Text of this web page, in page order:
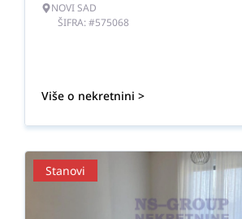
NOVI SAD
ŠIFRA: #575068
Više o nekretnini >
Stanovi